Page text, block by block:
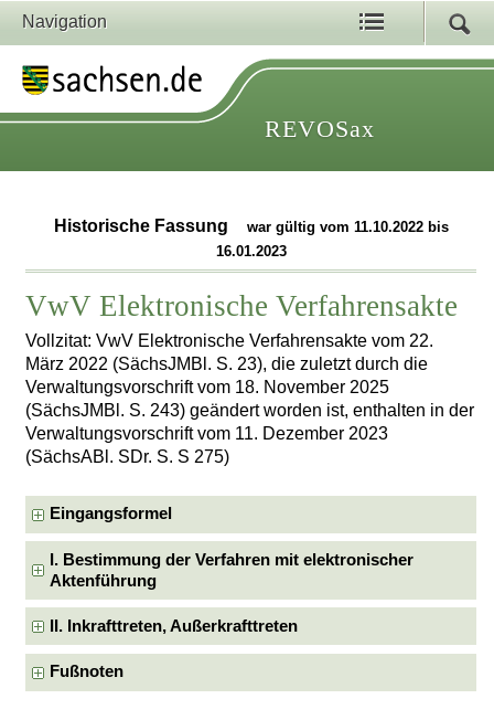
Navigation
REVOSax
Historische Fassung
war gültig vom 11.10.2022 bis
16.01.2023
VwV Elektronische Verfahrensakte
Vollzitat: VwV Elektronische Verfahrensakte vom 22.
März 2022 (SächsJMBl. S. 23), die zuletzt durch die
Verwaltungsvorschrift vom 18. November 2025
(SächsJMBl. S. 243) geändert worden ist, enthalten in der
Verwaltungsvorschrift vom 11. Dezember 2023
(SächsABl. SDr. S. S 275)
Eingangsformel
I. Bestimmung der Verfahren mit elektronischer
Aktenführung
II. Inkrafttreten, Außerkrafttreten
Fußnoten